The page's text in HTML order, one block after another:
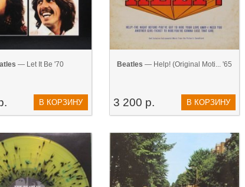
— Let It Be '70
В КОРЗИНУ
Beatles — Help! (Original Moti... '65
3 200 р. В КОРЗИНУ